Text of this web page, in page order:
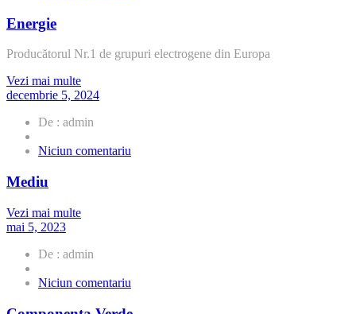
Energie
Producătorul Nr.1 de grupuri electrogene din Europa
Vezi mai multe
decembrie 5, 2024
De : admin
Niciun comentariu
Mediu
Vezi mai multe
mai 5, 2023
De : admin
Niciun comentariu
Verde